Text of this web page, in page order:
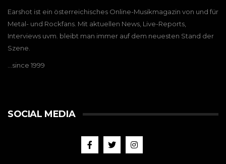
Earshot ist ein österreichisches Online-Musikmagazin von und für
Metal- und Rockfans. Mit aktuellen News, Live-Reports,
Interviews uvm. bleibt man immer auf dem neuesten Stand der
Szene.
…since 1999
SOCIAL MEDIA